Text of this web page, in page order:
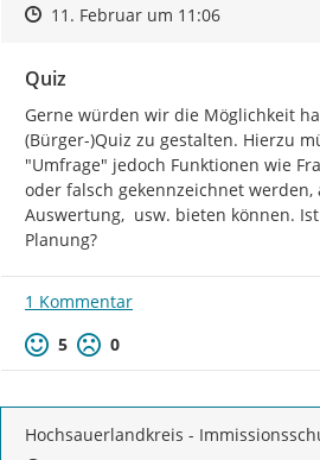
Zeitpunkt des Erstellens
Zeitpunkt des Erstellens
11. Februar um 11:06Zur Äußerung
Quiz
Gerne würden wir die Möglichkeit
(Bürger-)Quiz zu gestalten. Hierzu
"Umfrage" jedoch Funktionen wie
oder falsch gekennzeichnet werden,
Auswertung,  usw. bieten können.
Planung?
1 Kommentar
5
0
Hochsauerlandkreis -